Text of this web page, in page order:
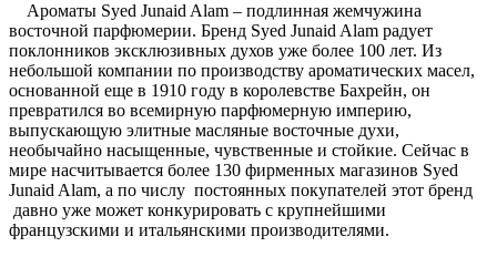
Ароматы Syed Junaid Alam – подлинная жемчужина
восточной парфюмерии. Бренд Syed Junaid Alam радует
поклонников эксклюзивных духов уже более 100 лет. Из
небольшой компании по производству ароматических масел,
основанной еще в 1910 году в королевстве Бахрейн, он
превратился во всемирную парфюмерную империю,
выпускающую элитные масляные восточные духи,
необычайно насыщенные, чувственные и стойкие. Сейчас в
мире насчитывается более 130 фирменных магазинов Syed
Junaid Alam, а по числу постоянных покупателей этот бренд
давно уже может конкурировать с крупнейшими
французскими и итальянскими производителями.